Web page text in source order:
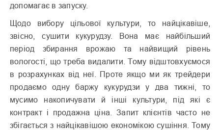
допомагає в запуску.
Щодо вибору цільової культури, то найцікавіше,
звісно, сушити кукурудзу. Вона має найбільший
період збирання врожаю та найвищий рівень
вологості, що треба видалити. Тому відштовхуємося
в розрахунках від неї. Проте якщо ми як трейдери
продаємо одну баржу кукурудзи у два тижні, то
мусимо накопичувати й інші культури, під які є
контракт і продажна ціна. Запит клієнтів часто не
збігається з найцікавішою економікою сушіння. Тому